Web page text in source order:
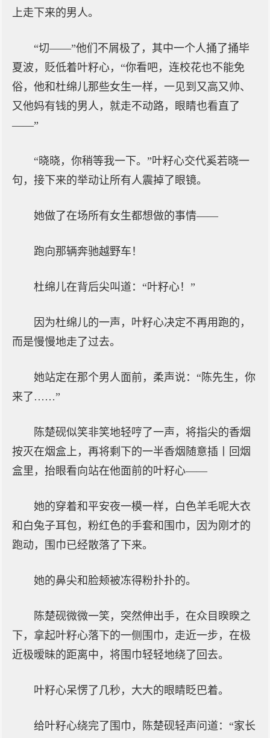
上走下来的男人。
“切——”他们不屑极了，其中一个人捅了捅毕
夏波，贬低着叶籽心，“你看吧，连校花也不能免
俗，他和杜绵儿那些女生一样，一见到又高又帅、
又他妈有钱的男人，就走不动路，眼睛也看直了
——”
“晓晓，你稍等我一下。”叶籽心交代奚若晓一
句，接下来的举动让所有人震掉了眼镜。
她做了在场所有女生都想做的事情——
跑向那辆奔驰越野车！
杜绵儿在背后尖叫道：“叶籽心！”
因为杜绵儿的一声，叶籽心决定不再用跑的，
而是慢慢地走了过去。
她站定在那个男人面前，柔声说：“陈先生，你
来了……”
陈楚砚似笑非笑地轻哼了一声，将指尖的香烟
按灭在烟盒上，再将剩下的一半香烟随意插丨回烟
盒里，抬眼看向站在他面前的叶籽心——
她的穿着和平安夜一模一样，白色羊毛呢大衣
和白兔子耳包，粉红色的手套和围巾，因为刚才的
跑动，围巾已经散落了下来。
她的鼻尖和脸颊被冻得粉扑扑的。
陈楚砚微微一笑，突然伸出手，在众目睽睽之
下，拿起叶籽心落下的一侧围巾，走近一步，在极
近极暧昧的距离中，将围巾轻轻地绕了回去。
叶籽心呆愣了几秒，大大的眼睛眨巴着。
给叶籽心绕完了围巾，陈楚砚轻声问道：“家长